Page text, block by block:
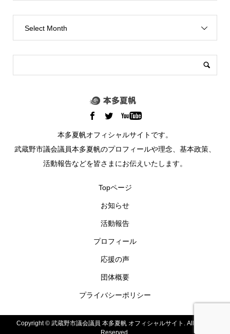
Select Month
本多夏帆オフィシャルサイトです。
武蔵野市議会議員本多夏帆のプロフィールや理念、基本政策、
活動報告などを皆さまにお伝えいたします。
Topページ
お知らせ
活動報告
プロフィール
応援の声
団体概要
プライバシーポリシー
Copyright © 武蔵野市議会議員 本多夏帆 オフィシャルサイト. All Rights